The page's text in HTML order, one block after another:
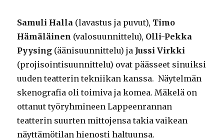
Samuli Halla (lavastus ja puvut), Timo
Hämäläinen (valosuunnittelu), Olli-Pekka
Pyysing (äänisuunnittelu) ja Jussi Virkki
(projisointisuunnittelu) ovat päässeet sinuiksi
uuden teatterin tekniikan kanssa. Näytelmän
skenografia oli toimiva ja komea. Mäkelä on
ottanut työryhmineen Lappeenrannan
teatterin suurten mittojensa takia vaikean
näyttämötilan hienosti haltuunsa.